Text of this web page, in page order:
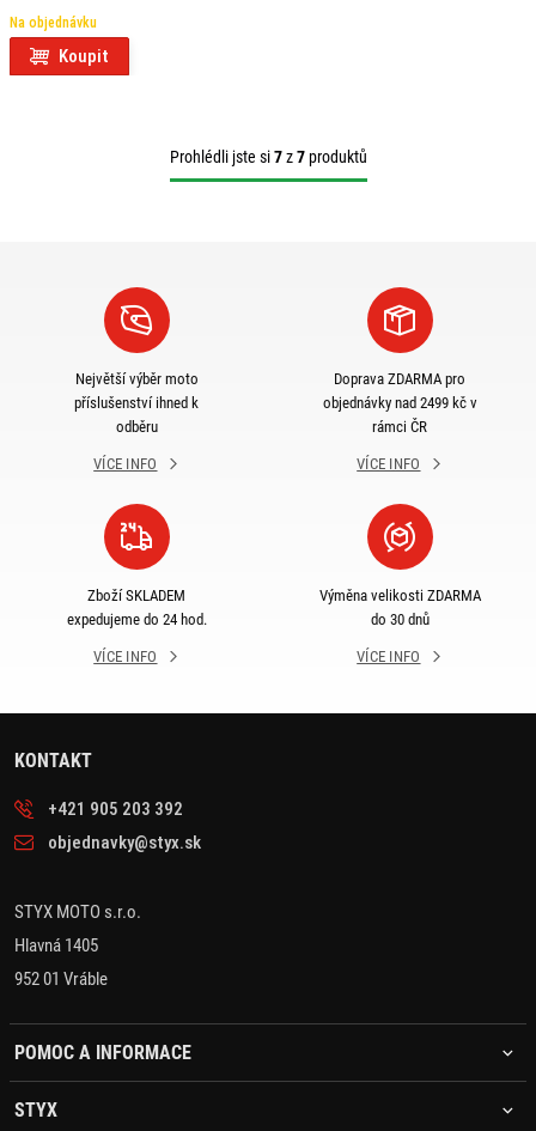
Na objednávku
Koupit
Prohlédli jste si7z7produktů
Největší výběr moto
příslušenství ihned k
odběru
VÍCE INFO
Doprava ZDARMA pro
objednávky nad 2499 kč v
rámci ČR
VÍCE INFO
Zboží SKLADEM
expedujeme do 24 hod.
VÍCE INFO
Výměna velikosti ZDARMA
do 30 dnů
VÍCE INFO
KONTAKT
+421 905 203 392
objednavky@styx.sk
STYX MOTO s.r.o.
Hlavná 1405
952 01 Vráble
POMOC A INFORMACE
STYX